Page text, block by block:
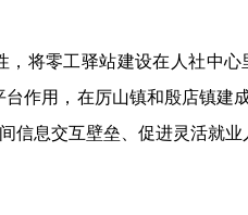
将零工驿站建设在人社中
作用，在厉山镇和殷店镇
息交互壁垒、促进灵活就业